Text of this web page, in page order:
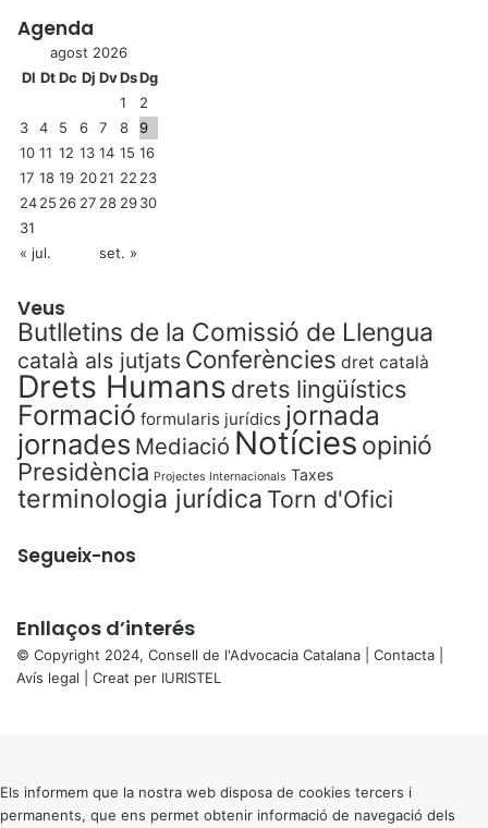
Agenda
agost 2026
Dl DtDc Dj DvDsDg
1
2
3
4 5 6 7 8
9
10 11 12 13 14 15 16
17 18 19 2021 22 23
2425 26 27 28 2930
31
« jul.
set. »
Veus
Butlletins de la Comissió de Llengua
català als jutjats Conferències dret català
Drets Humans drets lingüístics
Formació formularis jurídics jornada
jornades Mediació Notícies opinió
Presidència Projectes Internacionals Taxes
terminologia jurídica Torn d'Ofici
Segueix-nos
Enllaços d’interés
© Copyright 2024, Consell de l'Advocacia Catalana | Contacta
Avís legal | Creat per IURISTEL
button
Els informem que la nostra web disposa de cookies tercers i
permanents, que ens permet obtenir informació de navegació dels